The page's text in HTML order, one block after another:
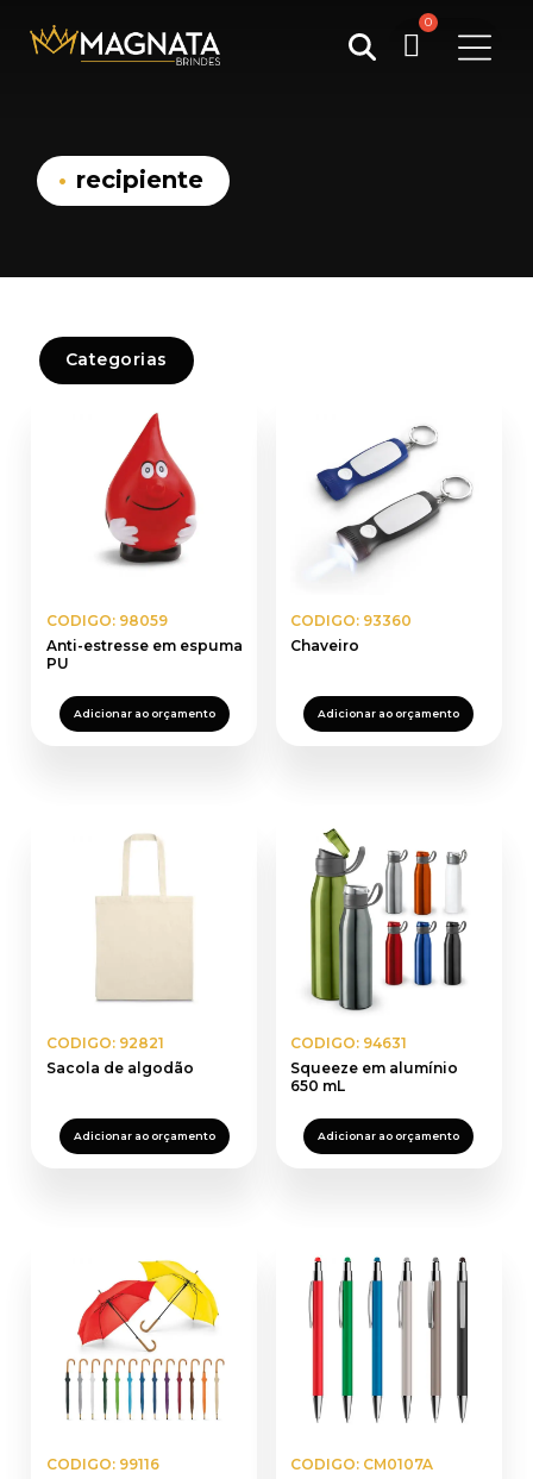
Pesquisar
recipiente
Categorias
CODIGO: 98059
Anti-estresse em espuma
PU
Adicionar ao orçamento
CODIGO: 93360
Chaveiro
Adicionar ao orçamento
CODIGO: 92821
Sacola de algodão
Adicionar ao orçamento
CODIGO: 94631
Squeeze em alumínio
650 mL
Adicionar ao orçamento
CODIGO: 99116
CODIGO: CM0107A